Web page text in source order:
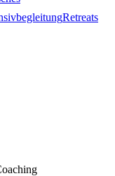
Retreats